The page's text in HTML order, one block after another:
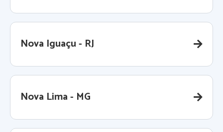
Nova Iguaçu - RJ
Nova Lima - MG